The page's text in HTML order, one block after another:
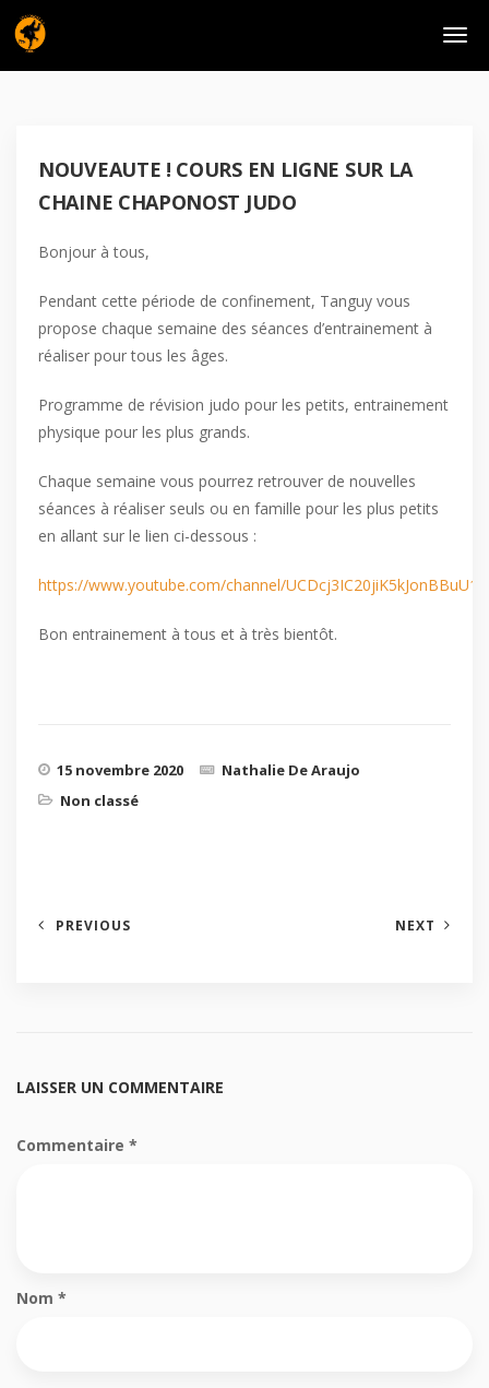
NOUVEAUTE ! COURS EN LIGNE SUR LA
CHAINE CHAPONOST JUDO
Bonjour à tous,
Pendant cette période de confinement, Tanguy vous
propose chaque semaine des séances d’entrainement à
réaliser pour tous les âges.
Programme de révision judo pour les petits, entrainement
physique pour les plus grands.
Chaque semaine vous pourrez retrouver de nouvelles
séances à réaliser seuls ou en famille pour les plus petits
en allant sur le lien ci-dessous :
https://www.youtube.com/channel/UCDcj3IC20jiK5kJonBBuU1Q
Bon entrainement à tous et à très bientôt.
15 novembre 2020
Nathalie De Araujo
Non classé
PREVIOUS NEXT
LAISSER UN COMMENTAIRE
Commentaire *
Nom *